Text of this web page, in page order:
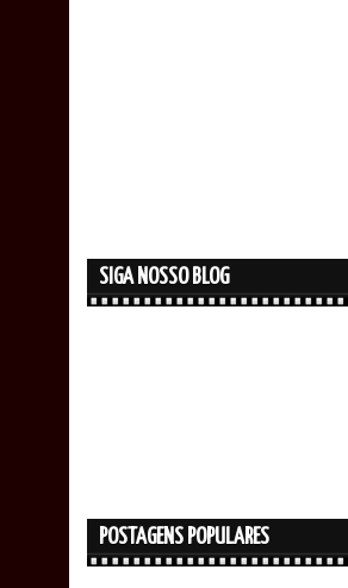
SIGA NOSSO BLOG
POSTAGENS POPULARES